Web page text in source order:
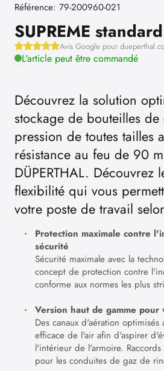
Référence: 79-200960-021
SUPREME
Avis Google pour
L'article peut être commandé
Découvrez la solution
stockage de bouteilles de
pression de toutes tailles
résistance au feu de 90
DÜPERTHAL. Découvrez
flexibilité qui vous
votre poste de travail
Protection maximale contre
sécurité
Sécurité maximale avec la
concept de protection contre
conforme aux normes les plus
Version haut de gamme pour
Des canaux d'aération
efficace de l'air afin d'aspirer
l'intérieur de l'armoire.
pour les conduites de gaz de